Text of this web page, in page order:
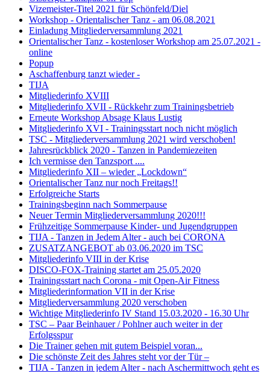
Vizemeister-Titel 2021 für Schönfeld/Diel
Workshop - Orientalischer Tanz - am 06.08.2021
Einladung Mitgliederversammlung 2021
Orientalischer Tanz - kostenloser Workshop am 25.07.2021 -
online
Popup
Aschaffenburg tanzt wieder -
TIJA
Mitgliederinfo XVIII
Mitgliederinfo XVII - Rückkehr zum Trainingsbetrieb
Erneute Workshop Absage Klaus Lustig
Mitgliederinfo XVI - Trainingsstart noch nicht möglich
TSC - Mitgliederversammlung 2021 wird verschoben!
Jahresrückblick 2020 - Tanzen in Pandemiezeiten
Ich vermisse den Tanzsport ....
Mitgliederinfo XII – wieder „Lockdown“
Orientalischer Tanz nur noch Freitags!!
Erfolgreiche Starts
Trainingsbeginn nach Sommerpause
Neuer Termin Mitgliederversammlung 2020!!!
Frühzeitige Sommerpause Kinder- und Jugendgruppen
TIJA - Tanzen in Jedem Alter - auch bei CORONA
ZUSATZANGEBOT ab 03.06.2020 im TSC
Mitgliederinfo VIII in der Krise
DISCO-FOX-Training startet am 25.05.2020
Trainingsstart nach Corona - mit Open-Air Fitness
Mitgliederinformation VII in der Krise
Mitgliederversammlung 2020 verschoben
Wichtige Mitgliederinfo IV Stand 15.03.2020 - 16.30 Uhr
TSC – Paar Beinhauer / Pohlner auch weiter in der
Erfolgsspur
Die Trainer gehen mit gutem Beispiel voran...
Die schönste Zeit des Jahres steht vor der Tür –
TIJA - Tanzen in jedem Alter - nach Aschermittwoch geht es